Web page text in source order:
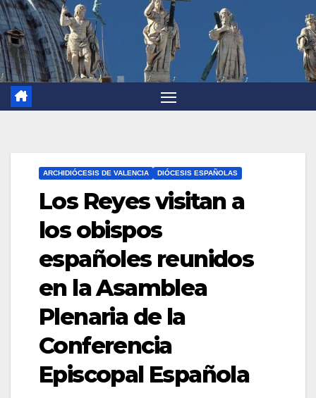
ARCHIDIÓCESIS DE VALENCIA DIÓCESIS ESPAÑOLAS
Los Reyes visitan a
los obispos
españoles reunidos
en la Asamblea
Plenaria de la
Conferencia
Episcopal Española